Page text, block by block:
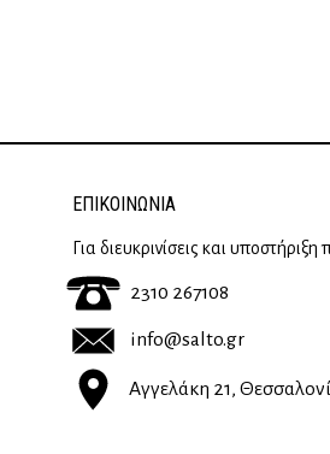
ΕΠΙΚΟΙΝΩΝΊΑ
Για διευκρινίσεις και
2310 267108
info@salto.gr
Αγγελάκη 21,